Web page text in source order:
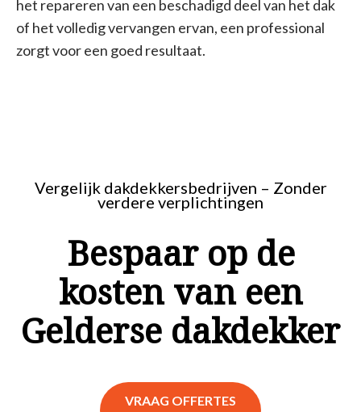
het repareren van een beschadigd deel van het dak
of het volledig vervangen ervan, een professional
zorgt voor een goed resultaat.
Vergelijk dakdekkersbedrijven – Zonder
verdere verplichtingen
Bespaar op de
kosten van een
Gelderse dakdekker
VRAAG OFFERTES